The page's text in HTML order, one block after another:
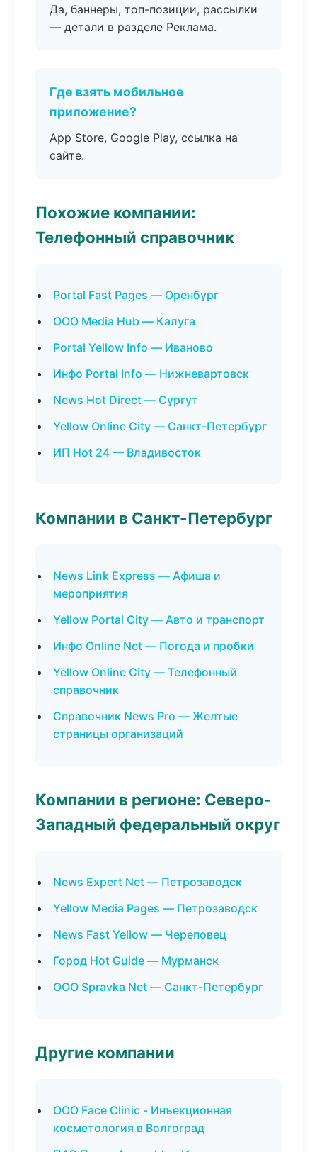
Да, баннеры, топ-позиции, рассылки
— детали в разделе Реклама.
Где взять мобильное
приложение?
App Store, Google Play, ссылка на
сайте.
Похожие компании:
Телефонный справочник
Portal Fast Pages — Оренбург
ООО Media Hub — Калуга
Portal Yellow Info — Иваново
Инфо Portal Info — Нижневартовск
News Hot Direct — Сургут
Yellow Online City — Санкт-Петербург
ИП Hot 24 — Владивосток
Компании в Санкт-Петербург
News Link Express — Афиша и
мероприятия
Yellow Portal City — Авто и транспорт
Инфо Online Net — Погода и пробки
Yellow Online City — Телефонный
справочник
Справочник News Pro — Желтые
страницы организаций
Компании в регионе: Северо-
Западный федеральный округ
News Expert Net — Петрозаводск
Yellow Media Pages — Петрозаводск
News Fast Yellow — Череповец
Город Hot Guide — Мурманск
ООО Spravka Net — Санкт-Петербург
Другие компании
ООО Face Clinic - Инъекционная
косметология в Волгоград